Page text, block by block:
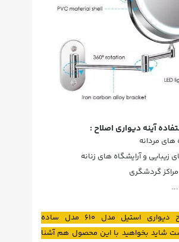
آینه دیواری اصلاح :
های مردانه
زیبایی و آرایشگاه های زنانه
گردشگری
آینه اصلاح دیواری استیل مدل 610 مدل ساده
شاید بخواهید با این محصول هم آشنا